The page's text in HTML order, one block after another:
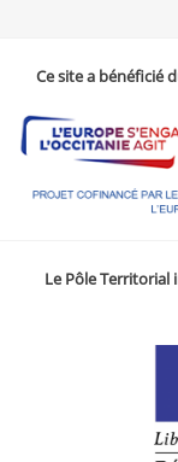
Ce site a bénéficié
Le Pôle Territorial